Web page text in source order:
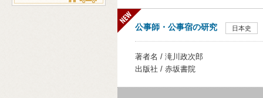
公事師・公事宿の研究 日本史
著者名 / 滝川政次郎
出版社 / 赤坂書院